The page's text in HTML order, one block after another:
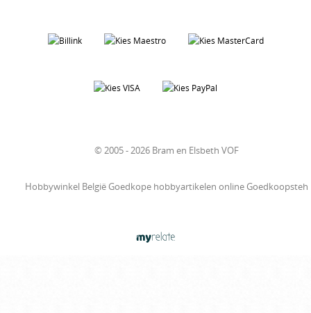
© 2005 - 2026 Bram en Elsbeth VOF
Hobbywinkel België Goedkope hobbyartikelen online Goedkoopsteh